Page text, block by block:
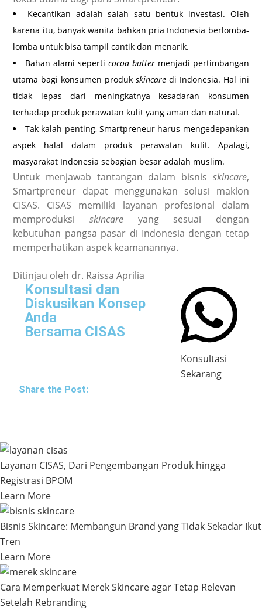
Kecantikan adalah salah satu bentuk investasi. Oleh
karena itu, banyak wanita bahkan pria Indonesia berlomba-
lomba untuk bisa tampil cantik dan menarik.
Bahan alami seperti cocoa butter menjadi pertimbangan
utama bagi konsumen produk skincare di Indonesia. Hal ini
tidak lepas dari meningkatnya kesadaran konsumen
terhadap produk perawatan kulit yang aman dan natural.
Tak kalah penting, Smartpreneur harus mengedepankan
aspek halal dalam produk perawatan kulit. Apalagi,
masyarakat Indonesia sebagian besar adalah muslim.
Untuk menjawab tantangan dalam bisnis skincare,
Smartpreneur dapat menggunakan solusi maklon
CISAS. CISAS memiliki layanan profesional dalam
memproduksi skincare yang sesuai dengan
kebutuhan pangsa pasar di Indonesia dengan tetap
memperhatikan aspek keamanannya.
Ditinjau oleh dr. Raissa Aprilia
Konsultasi dan
Diskusikan Konsep
Anda
Bersama CISAS
Konsultasi
Sekarang
Share the Post:
Layanan CISAS, Dari Pengembangan Produk hingga
Registrasi BPOM
Learn More
Bisnis Skincare: Membangun Brand yang Tidak Sekadar Ikut
Tren
Learn More
Cara Memperkuat Merek Skincare agar Tetap Relevan
Setelah Rebranding